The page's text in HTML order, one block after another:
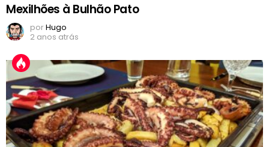
Mexilhões à Bulhão Pato
porHugo
2 anos atrás